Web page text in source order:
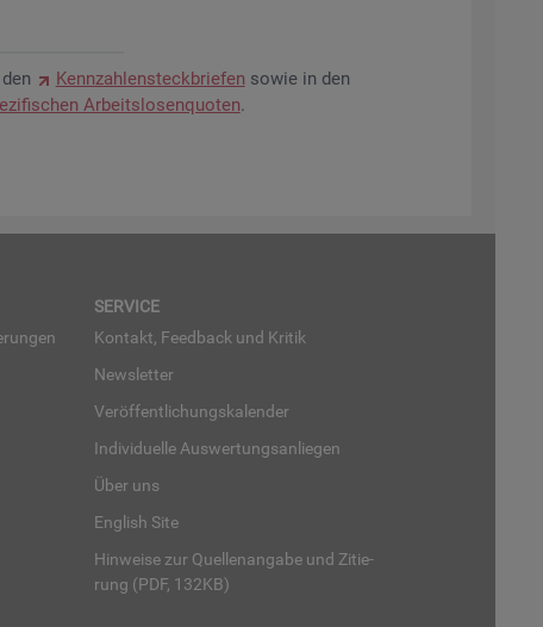
Kenn­zah­len­steck­brie­fen sowie in den
Ar­beits­lo­sen­quo­ten.
SER­VICE
Kon­takt, Feed­back und Kri­tik
News­let­ter
Ver­öf­fent­li­chungs­ka­len­der
In­di­vi­du­el­le Aus­wer­tungs­an­lie­gen
Über uns
English Site
Hin­wei­se zur Quel­len­an­ga­be und Zi­tie­
rung (PDF, 132KB)